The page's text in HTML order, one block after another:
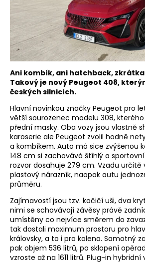
Ani kombík, ani hatchback,
Takový je nový Peugeot 408,
českých silnicích.
Hlavní novinkou značky Peugeot pro
větší sourozenec modelu 308,
přední masky. Oba vozy jsou vlastně
karoserie ale Peugeot zvolil hodně
a kombíkem. Auto má sice zvýšenou
148 cm si zachovává štíhlý a
rozvor dosahuje 279 cm. Vzadu
plastový nárazník, naopak autu
průměru.
Zajímavostí jsou tzv. kočičí uši, dva
nimi se schovávají závěsy právě
umístěny co nejvíce směrem do
tak dostali maximum prostoru pro
královsky, a to i pro kolena. Samotný
pak objem 536 litrů, po sklopení
vzroste až na 1611 litrů. Plug-in